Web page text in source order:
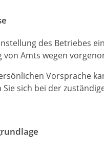
des Betriebes
von Amts wegen
Vorsprache
Sie sich bei der